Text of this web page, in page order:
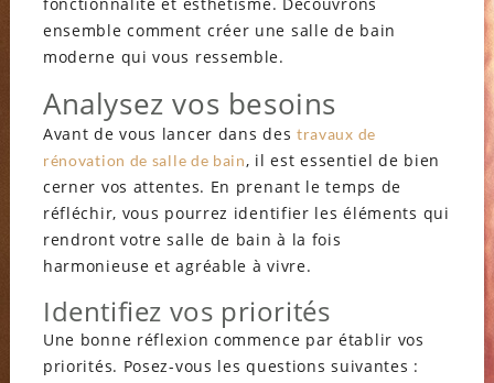
ensemble comment créer une salle de bain
moderne qui vous ressemble.
Analysez vos besoins
Avant de vous lancer dans des travaux de
rénovation de salle de bain, il est essentiel de bien
cerner vos attentes. En prenant le temps de
réfléchir, vous pourrez identifier les éléments qui
rendront votre salle de bain à la fois
harmonieuse et agréable à vivre.
Identifiez vos priorités
Une bonne réflexion commence par établir vos
priorités. Posez-vous les questions suivantes :